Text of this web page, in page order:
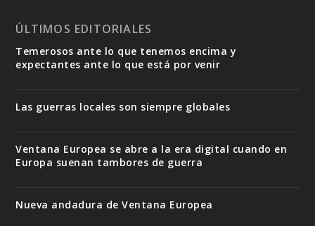
ÚLTIMOS EDITORIALES
Temerosos ante lo que tenemos encima y
expectantes ante lo que está por venir
Las guerras locales son siempre globales
Ventana Europea se abre a la era digital cuando en
Europa suenan tambores de guerra
Nueva andadura de Ventana Europea